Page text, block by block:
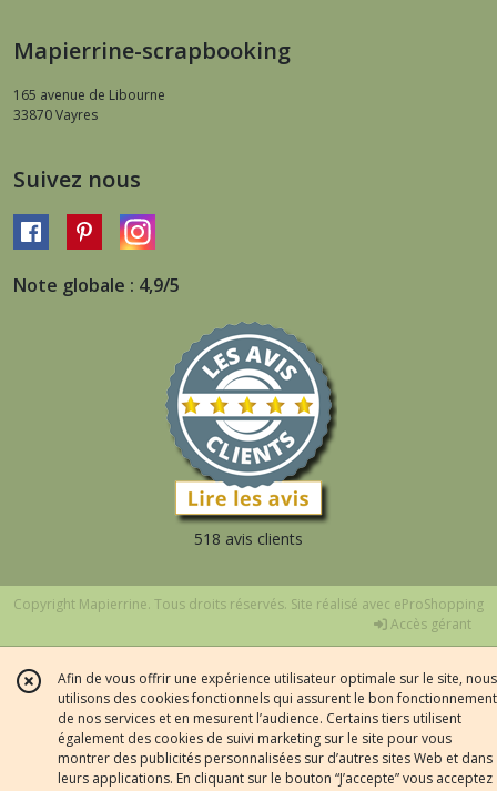
Mapierrine-scrapbooking
165 avenue de Libourne
33870Vayres
Suivez nous
Note globale : 4,9/5
518 avis clients
Copyright Mapierrine. Tous droits réservés. Site réalisé avec eProShopping
Accès gérant
Afin de vous offrir une expérience utilisateur optimale sur le site, nous
utilisons des cookies fonctionnels qui assurent le bon fonctionnement
de nos services et en mesurent l’audience. Certains tiers utilisent
également des cookies de suivi marketing sur le site pour vous
montrer des publicités personnalisées sur d’autres sites Web et dans
leurs applications. En cliquant sur le bouton “J’accepte” vous acceptez